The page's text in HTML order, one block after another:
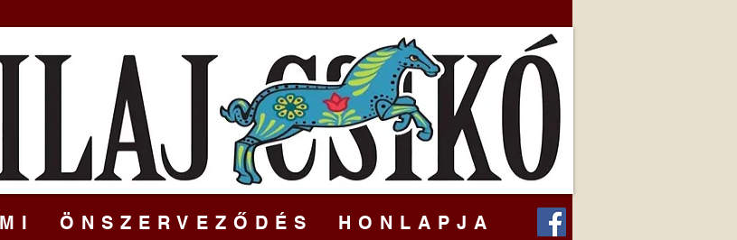
ÖNSZERVEZŐDÉS HONLAPJA